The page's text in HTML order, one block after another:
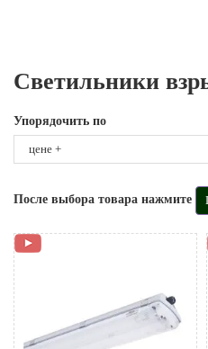
Светильники
Упорядочить по
После выбора товара нажмите